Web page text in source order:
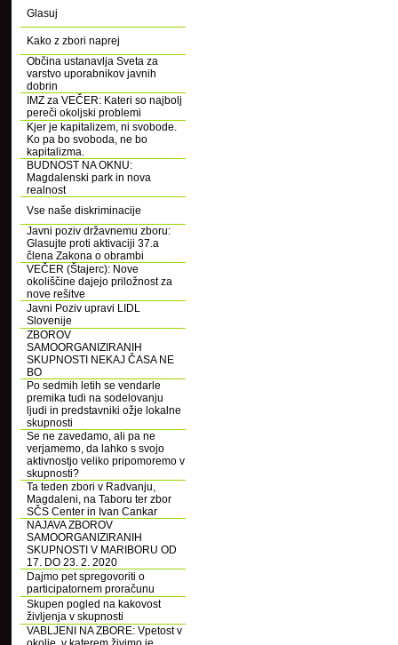
Glasuj
Kako z zbori naprej
Občina ustanavlja Sveta za
varstvo uporabnikov javnih
dobrin
IMZ za VEČER: Kateri so najbolj
pereči okoljski problemi
Kjer je kapitalizem, ni svobode.
Ko pa bo svoboda, ne bo
kapitalizma.
BUDNOST NA OKNU:
Magdalenski park in nova
realnost
Vse naše diskriminacije
Javni poziv državnemu zboru:
Glasujte proti aktivaciji 37.a
člena Zakona o obrambi
VEČER (Štajerc): Nove
okoliščine dajejo priložnost za
nove rešitve
Javni Poziv upravi LIDL
Slovenije
ZBOROV
SAMOORGANIZIRANIH
SKUPNOSTI NEKAJ ČASA NE
BO
Po sedmih letih se vendarle
premika tudi na sodelovanju
ljudi in predstavniki ožje lokalne
skupnosti
Se ne zavedamo, ali pa ne
verjamemo, da lahko s svojo
aktivnostjo veliko pripomoremo v
skupnosti?
Ta teden zbori v Radvanju,
Magdaleni, na Taboru ter zbor
SČS Center in Ivan Cankar
NAJAVA ZBOROV
SAMOORGANIZIRANIH
SKUPNOSTI V MARIBORU OD
17. DO 23. 2. 2020
Dajmo pet spregovoriti o
participatornem proračunu
Skupen pogled na kakovost
življenja v skupnosti
VABLJENI NA ZBORE: Vpetost v